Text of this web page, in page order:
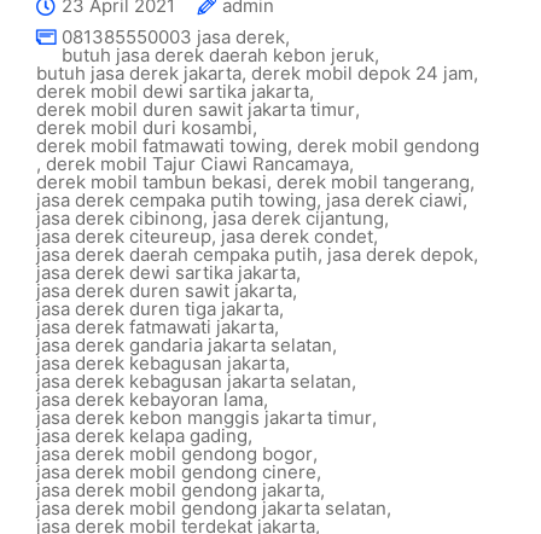
23 April 2021
admin
081385550003 jasa derek,
butuh jasa derek daerah kebon jeruk,
butuh jasa derek jakarta, derek mobil depok 24 jam,
derek mobil dewi sartika jakarta,
derek mobil duren sawit jakarta timur,
derek mobil duri kosambi,
derek mobil fatmawati towing, derek mobil gendong
, derek mobil Tajur Ciawi Rancamaya,
derek mobil tambun bekasi, derek mobil tangerang,
jasa derek cempaka putih towing, jasa derek ciawi,
jasa derek cibinong,jasa derek cijantung,
jasa derek citeureup, jasa derek condet,
jasa derek daerah cempaka putih, jasa derek depok,
jasa derek dewi sartika jakarta,
jasa derek duren sawit jakarta,
jasa derek duren tiga jakarta,
jasa derek fatmawati jakarta,
jasa derek gandaria jakarta selatan,
jasa derek kebagusan jakarta,
jasa derek kebagusan jakarta selatan,
jasa derek kebayoran lama,
jasa derek kebon manggis jakarta timur,
jasa derek kelapa gading,
jasa derek mobil gendong bogor,
jasa derek mobil gendong cinere,
jasa derek mobil gendong jakarta,
jasa derek mobil gendong jakarta selatan,
jasa derek mobil terdekat jakarta,